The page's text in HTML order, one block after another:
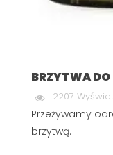
BRZYTWA DO
2207
Przeżywamy
brzytwą.